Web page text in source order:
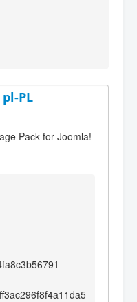
PL
Pack for Joomla!